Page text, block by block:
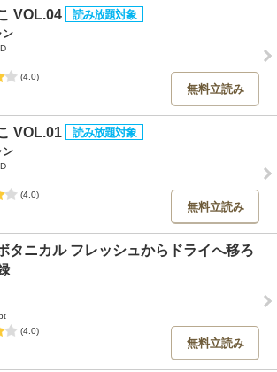
VOL.04
ン
(4.0)
無料立読み
VOL.01
ン
(4.0)
無料立読み
タニカル フレッシュからドライへ移ろ
(4.0)
無料立読み